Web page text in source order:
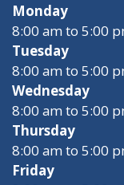
Monday
8:00 am to 5:00
Tuesday
8:00 am to 5:00
Wednesday
8:00 am to 5:00
Thursday
8:00 am to 5:00
Friday